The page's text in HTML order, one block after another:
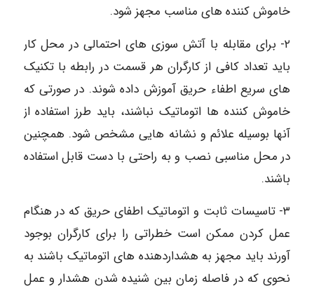
خاموش کننده های مناسب مجهز شود.
۲- برای مقابله با آتش سوزی های احتمالی در محل کار
باید تعداد کافی از کارگران هر قسمت در رابطه با تکنیک
های سریع اطفاء حریق آموزش داده شوند. در صورتی که
خاموش کننده ها اتوماتیک نباشند، باید طرز استفاده از
آنها بوسیله علائم و نشانه هایی مشخص شود. همچنین
در محل مناسبی نصب و به راحتی با دست قابل استفاده
باشند.
٣- تاسیسات ثابت و اتوماتیک اطفای حریق که در هنگام
عمل کردن ممکن است خطراتی را برای کارگران بوجود
آورند باید مجهز به هشداردهنده های اتوماتیک باشند به
نحوی که در فاصله زمان بین شنیده شدن هشدار و عمل